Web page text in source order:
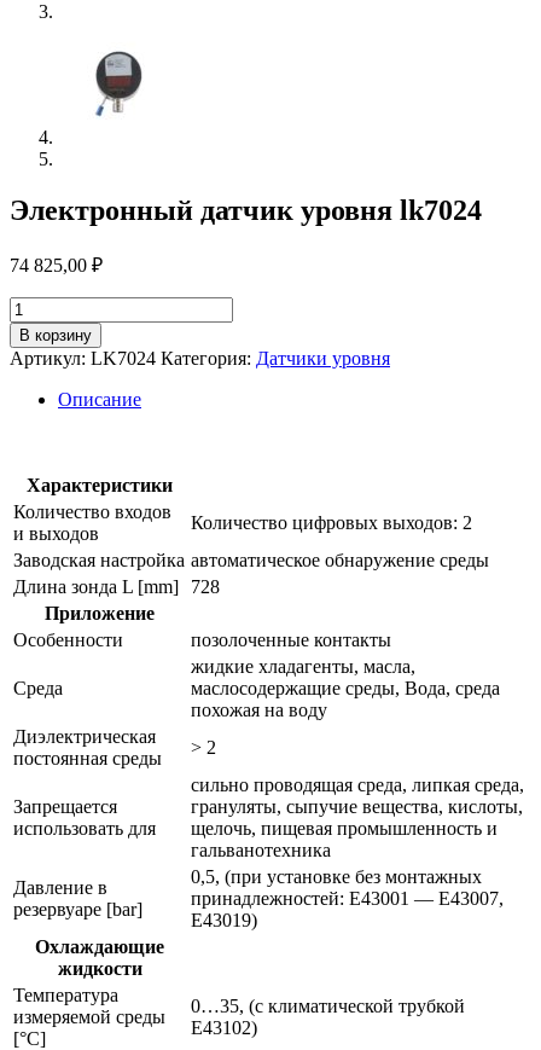
Электронный датчик уровня lk7024
74 825,00 ₽
Количество
товара
Электронный
датчик
уровня
lk7024
В корзину
Артикул: LK7024 Категория: Датчики уровня
Описание
Характеристики
Количество входов
и выходов
Количество цифровых выходов: 2
Заводская настройка автоматическое обнаружение среды
Длина зонда L [mm]
728
Приложение
Особенности
позолоченные контакты
Среда
жидкие хладагенты, масла,
маслосодержащие среды, Вода, среда
похожая на воду
Диэлектрическая
постоянная среды
> 2
Запрещается
использовать для
сильно проводящая среда, липкая среда,
грануляты, сыпучие вещества, кислоты,
щелочь, пищевая промышленность и
гальванотехника
Давление в
резервуаре [bar]
0,5, (при установке без монтажных
принадлежностей: E43001 — E43007,
E43019)
Охлаждающие
жидкости
Температура
измеряемой среды
[°C]
0…35, (с климатической трубкой
E43102)